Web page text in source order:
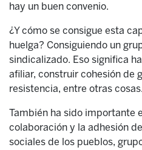
hay un buen convenio.
¿Y cómo se consigue esta
huelga? Consiguiendo un
sindicalizado. Eso significa
afiliar, construir cohesión de
resistencia, entre otras cosas.
También ha sido importante
colaboración y la adhesión
sociales de los pueblos,